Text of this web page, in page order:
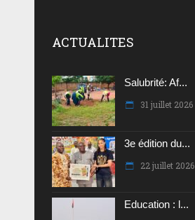
ACTUALITES
Salubrité: Af...
31 juillet 2026
3e édition du...
22 juillet 2026
Education : l...